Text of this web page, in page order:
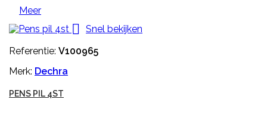
Meer

Snel bekijken
Referentie: V100965
Merk: Dechra
PENS PIL 4ST